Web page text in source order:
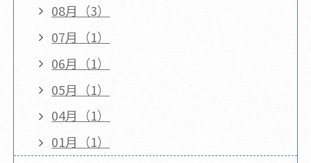
08月（3）
07月（1）
06月（1）
05月（1）
04月（1）
01月（1）